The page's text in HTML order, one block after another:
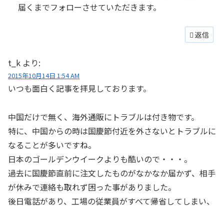
届くまでフォローさせていただきます。
返信
t_k より:
2015年10月14日 1:54 AM
いつも面白く記事を拝見しております。
中国だけで無く、海外通販にトラブルは付き物です。
特に、中国からの時は国慶節付近を外さないとトラブルに
なることが多いですね。
日本のゴールデンウイークよりも酷いので・・・。
過去に国慶節直前に注文したものがなかなか届かず、相手
が休みで連絡も取れず困った事がありました。
後日電話があり、工場の従業員がすべて帰省してしまい、